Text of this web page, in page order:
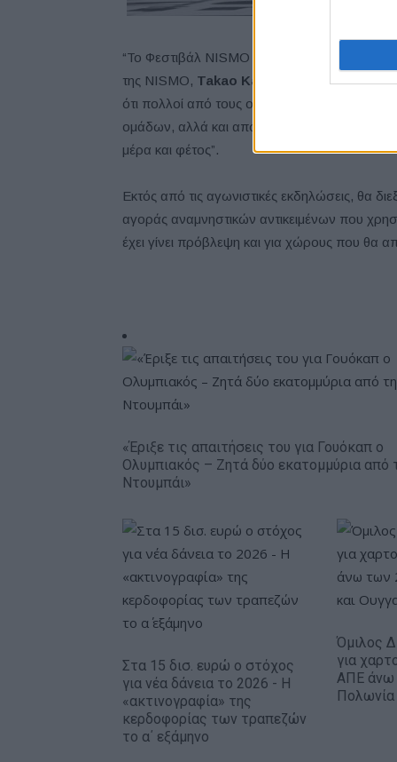
“Το Φεστιβάλ NISMO είναι μια εκδήλωση
της NISMO, Takao Katagiri
, ο οποίος
ότι πολλοί από τους οπαδούς μας, τους
ομάδων, αλλά και από το προσωπικό μας, θα
μέρα και φέτος”.
Εκτός από τις αγωνιστικές εκδηλώσεις, θα
αγοράς αναμνηστικών αντικειμένων που
έχει γίνει πρόβλεψη και για χώρους που θα
«Έριξε τις απαιτήσεις του για Γουόκαπ ο
Ολυμπιακός – Ζητά δύο εκατομμύρια από
Ντουμπάι»
Στα 15 δισ. ευρώ ο στόχος
για νέα δάνεια το 2026 - Η
«ακτινογραφία» της
κερδοφορίας των τραπεζών
το α΄ εξάμηνο
Όμιλος
για
ΑΠΕ άνω
Πολωνία